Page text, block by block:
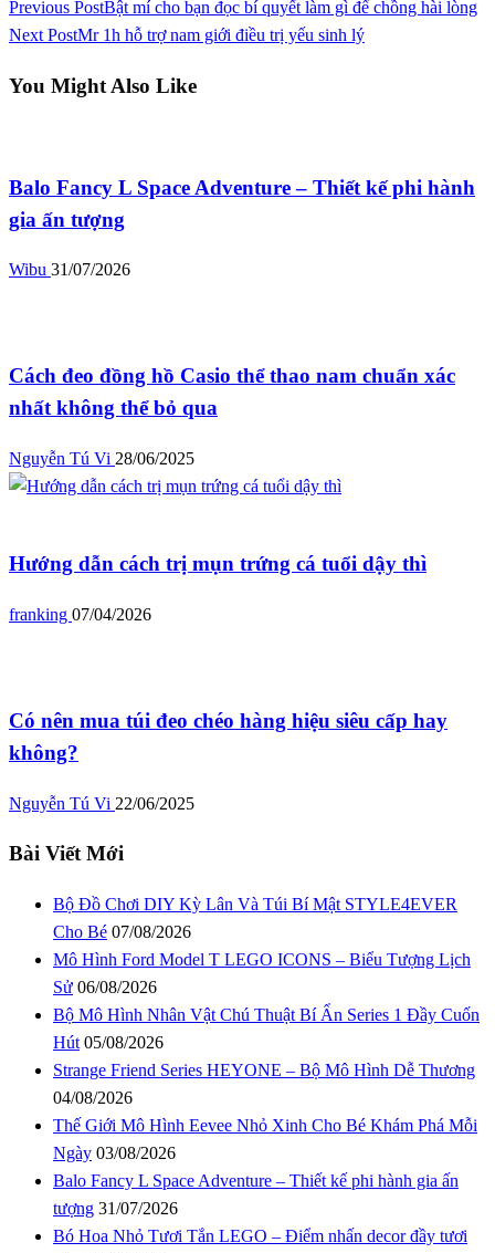
Previous PostBật mí cho bạn đọc bí quyết làm gì để chồng hài lòng
Next PostMr 1h hỗ trợ nam giới điều trị yếu sinh lý
You Might Also Like
Balo Fancy L Space Adventure – Thiết kế phi hành
gia ấn tượng
Wibu 31/07/2026
Cách đeo đồng hồ Casio thể thao nam chuẩn xác
nhất không thể bỏ qua
Nguyễn Tú Vi 28/06/2025
Hướng dẫn cách trị mụn trứng cá tuổi dậy thì
franking 07/04/2026
Có nên mua túi đeo chéo hàng hiệu siêu cấp hay
không?
Nguyễn Tú Vi 22/06/2025
Bài Viết Mới
Bộ Đồ Chơi DIY Kỳ Lân Và Túi Bí Mật STYLE4EVER
Cho Bé 07/08/2026
Mô Hình Ford Model T LEGO ICONS – Biểu Tượng Lịch
Sử 06/08/2026
Bộ Mô Hình Nhân Vật Chú Thuật Bí Ẩn Series 1 Đầy Cuốn
Hút 05/08/2026
Strange Friend Series HEYONE – Bộ Mô Hình Dễ Thương
04/08/2026
Thế Giới Mô Hình Eevee Nhỏ Xinh Cho Bé Khám Phá Mỗi
Ngày 03/08/2026
Balo Fancy L Space Adventure – Thiết kế phi hành gia ấn
tượng 31/07/2026
Bó Hoa Nhỏ Tươi Tắn LEGO – Điểm nhấn decor đầy tươi